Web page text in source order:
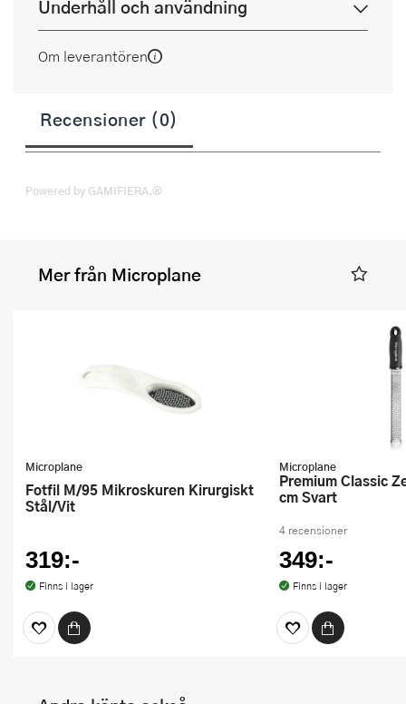
Underhåll och användning
Om leverantören
Recensioner (0)
Powered by GAMIFIERA.®
Mer från Microplane
Microplane
Fotfil M/95 Mikroskuren Kirurgiskt
Stål/Vit
319:-
Finns i lager
Microplane
Premium Classic Zester Rivjärn 32
cm Svart
4 recensioner
349:-
Finns i lager